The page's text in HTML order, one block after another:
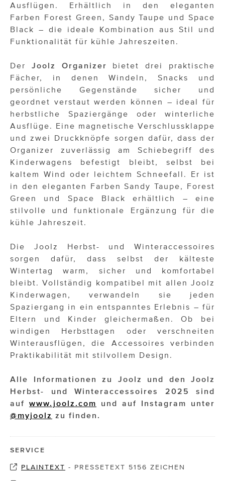
Ausflügen. Erhältlich in den eleganten
Farben Forest Green, Sandy Taupe und Space
Black – die ideale Kombination aus Stil und
Funktionalität für kühle Jahreszeiten.
Der Joolz Organizer bietet drei praktische
Fächer, in denen Windeln, Snacks und
persönliche Gegenstände sicher und
geordnet verstaut werden können – ideal für
herbstliche Spaziergänge oder winterliche
Ausflüge. Eine magnetische Verschlussklappe
und zwei Druckknöpfe sorgen dafür, dass der
Organizer zuverlässig am Schiebegriff des
Kinderwagens befestigt bleibt, selbst bei
kaltem Wind oder leichtem Schneefall. Er ist
in den eleganten Farben Sandy Taupe, Forest
Green und Space Black erhältlich – eine
stilvolle und funktionale Ergänzung für die
kühle Jahreszeit.
Die Joolz Herbst- und Winteraccessoires
sorgen dafür, dass selbst der kälteste
Wintertag warm, sicher und komfortabel
bleibt. Vollständig kompatibel mit allen Joolz
Kinderwagen, verwandeln sie jeden
Spaziergang in ein entspanntes Erlebnis – für
Eltern und Kinder gleichermaßen. Ob bei
windigen Herbsttagen oder verschneiten
Winterausflügen, die Accessoires verbinden
Praktikabilität mit stilvollem Design.
Alle Informationen zu Joolz und den Joolz
Herbst- und Winteraccessoires 2025 sind
auf www.joolz.com
und auf Instagram unter
@myjoolz zu finden.
SERVICE
PLAINTEXT - PRESSETEXT 5156 ZEICHEN